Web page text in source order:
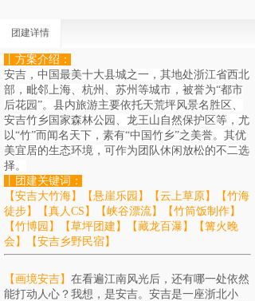
团建详情
丨方案介绍 ：
安吉，中国最美十大县城之一，其地处浙江省西北
部，毗邻上海、杭州、苏州等城市，被誉为“都市
后花园”。县内旅游主要依托天荒坪风景名胜区、
安吉竹乡国家森林公园、龙王山自然保护区等，尤
以“竹”而闻名天下，素有“中国竹乡”之美誉。其优
美宜居的生态环境，可作为团队休闲放松的不二选
择。
团建关键词 ：
【安吉大竹海】
【悬崖乐园】
【云上草原】【竹海
徒步】【真人CS】【峡谷漂流】【竹筒饭制作】
【竹博园】【草坪团建】【藏龙百瀑】
【篝火晚
会】
【安吉乡野民宿】
【 画境安吉】 在看遍江南风光后，还有哪一处依然
能打动人心？我想，是安吉。 安吉是一座浙北小